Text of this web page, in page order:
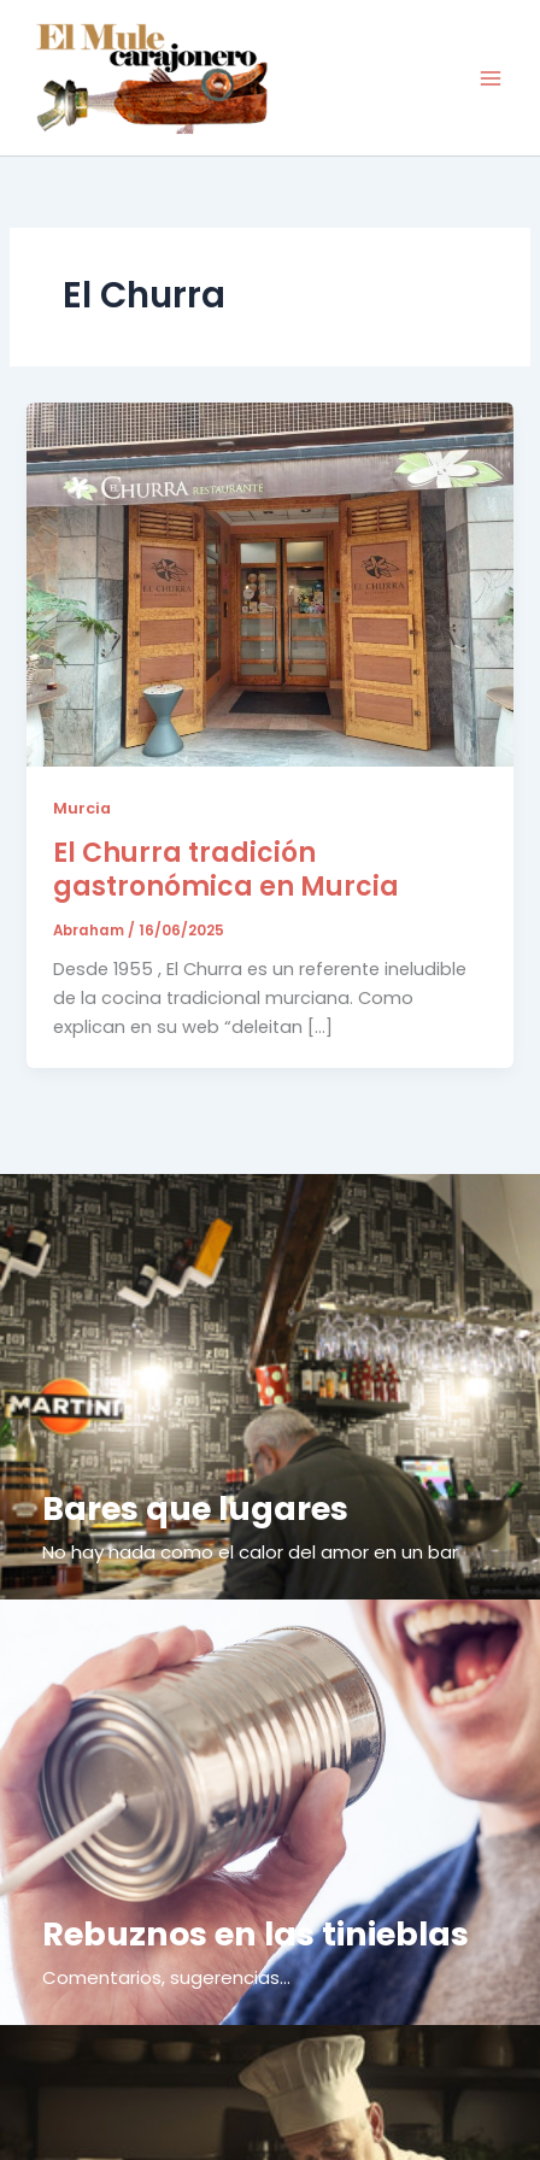
El Churra
Murcia
El Churra tradición
gastronómica en Murcia
Abraham /16/06/2025
Desde 1955 , El Churra es un referente ineludible
de la cocina tradicional murciana. Como
explican en su web “deleitan […]
Bares que lugares
No hay nada como el calor del amor en un bar
Rebuznos en las tinieblas
Comentarios, sugerencias...